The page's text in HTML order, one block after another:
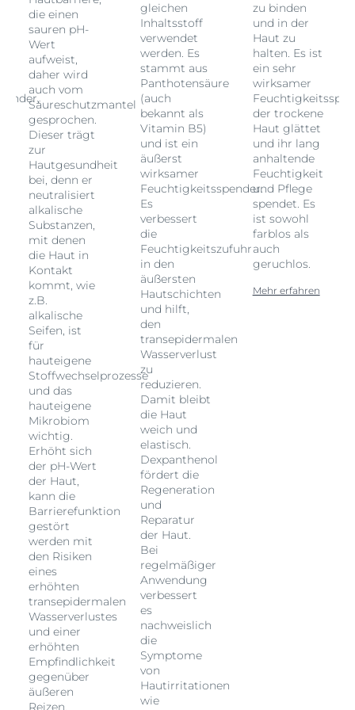
die einen
sauren pH-
Wert
aufweist,
daher wird
auch vom
Säureschutzmantel
gesprochen.
Dieser trägt
zur
Hautgesundheit
bei, denn er
neutralisiert
alkalische
Substanzen,
mit denen
die Haut in
Kontakt
kommt, wie
z.B.
alkalische
Seifen, ist
für
hauteigene
Stoffwechselprozesse
und das
hauteigene
Mikrobiom
wichtig.
Erhöht sich
der pH-Wert
der Haut,
kann die
Barrierefunktion
gestört
werden mit
den Risiken
eines
erhöhten
transepidermalen
Wasserverlustes
und einer
erhöhten
Empfindlichkeit
gegenüber
äußeren
Reizen.
gleichen
Inhaltsstoff
verwendet
werden. Es
stammt aus
Panthotensäure
(auch
bekannt als
Vitamin B5)
und ist ein
äußerst
wirksamer
Feuchtigkeitsspender.
Es
verbessert
die
Feuchtigkeitszufuhr
in den
äußersten
Hautschichten
und hilft,
den
transepidermalen
Wasserverlust
zu
reduzieren.
Damit bleibt
die Haut
weich und
elastisch.
Dexpanthenol
fördert die
Regeneration
und
Reparatur
der Haut.
Bei
regelmäßiger
Anwendung
verbessert
es
nachweislich
die
Symptome
von
Hautirritationen
wie
zu binden
und in der
Haut zu
halten. Es ist
ein sehr
wirksamer
der trockene
Haut glättet
und ihr lang
anhaltende
Feuchtigkeit
und Pflege
spendet. Es
ist sowohl
farblos als
auch
geruchlos.
Mehr erfahren